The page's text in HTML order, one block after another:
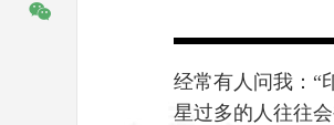
经常有人问我：“
星过多的人往往